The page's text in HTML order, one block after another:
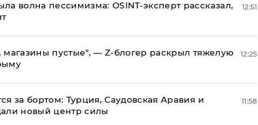
волна пессимизма: OSINT-эксперт рассказал,
12:51
пустые", — Z-блогер раскрыл тяжелую
12:25
за бортом: Турция, Саудовская Аравия и
новый центр силы
11:58